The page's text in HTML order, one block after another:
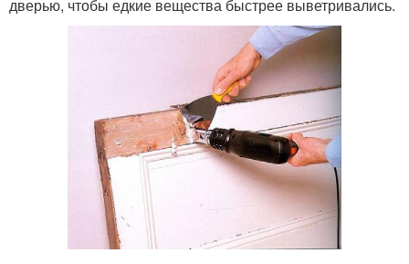
дверью, чтобы едкие вещества быстрее выветривались.